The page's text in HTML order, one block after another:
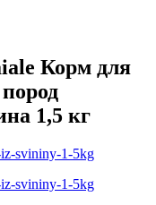
Корм для
1,5 кг